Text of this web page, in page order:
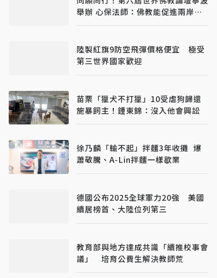
舉辦 心保法師：佛教能促進兩岸發
展
陸製紅旗9防空飛彈價格便宜 極受
第三世界國家歡迎
苗栗「獵犬不打獵」10受虐狗歸還
施暴飼主！鍾東錦：沒入他會興訟
徐乃麟「輸不起」拌麵3年收攤 爆
蕭敬騰、A-Lin拌麵一樣歇業
德國公布2025全球軍力20強 美國
續居榜首、大陸位列第三
教育部與地方達成共識「續推校事會
議」 培育公費生解決教師荒